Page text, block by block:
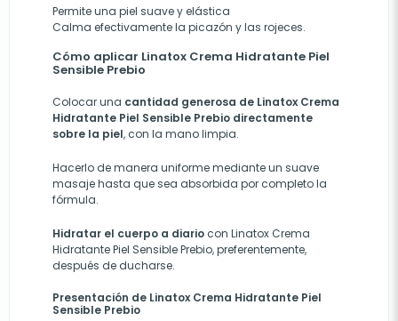
Permite una piel suave y elástica
Calma efectivamente la picazón y las rojeces.
Cómo aplicar Linatox Crema Hidratante Piel
Sensible Prebio
Colocar una cantidad generosa de Linatox Crema
Hidratante Piel Sensible Prebio directamente
sobre la piel, con la mano limpia.
Hacerlo de manera uniforme mediante un suave
masaje hasta que sea absorbida por completo la
fórmula.
Hidratar el cuerpo a diario con Linatox Crema
Hidratante Piel Sensible Prebio, preferentemente,
después de ducharse.
Presentación de Linatox Crema Hidratante Piel
Sensible Prebio